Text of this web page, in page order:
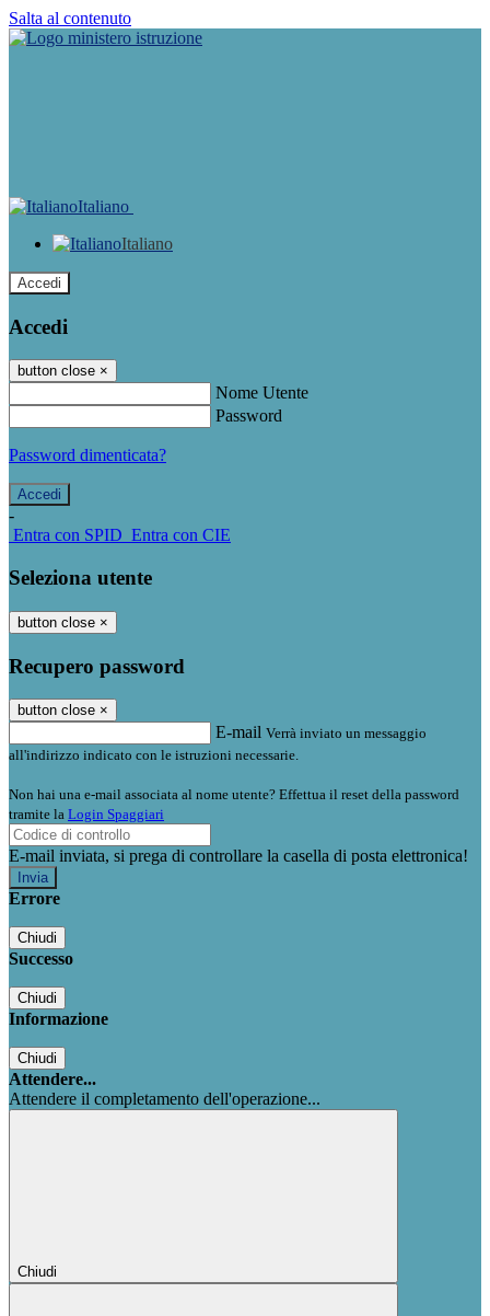
Salta al contenuto
Italiano
Italiano
Accedi
Accedi
button close ×
Nome Utente
Password
Password dimenticata?
-
Entra con SPID Entra con CIE
Seleziona utente
button close ×
Recupero password
button close ×
E-mail Verrà inviato un messaggio
all'indirizzo indicato con le istruzioni necessarie.
Non hai una e-mail associata al nome utente? Effettua il reset della password
tramite la Login Spaggiari
E-mail inviata, si prega di controllare la casella di posta elettronica!
Errore
Chiudi
Successo
Chiudi
Informazione
Chiudi
Attendere...
Attendere il completamento dell'operazione...
Chiudi